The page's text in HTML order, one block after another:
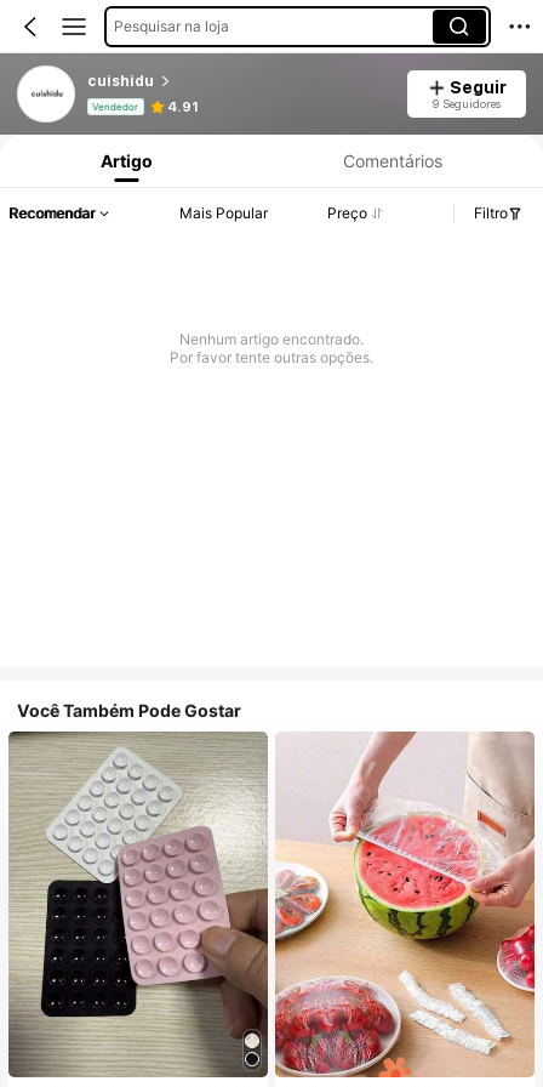
Pesquisar na loja
cuishidu
Vendedor 4.91
Seguir
9 Seguidores
Informações do Produto: Divulgação de Preço, Vendas e Detalhes de Stock.
Artigo Comentários
Recomendar Mais Popular Preço Filtro
Nenhum artigo encontrado.
Por favor tente outras opções.
Você Também Pode Gostar